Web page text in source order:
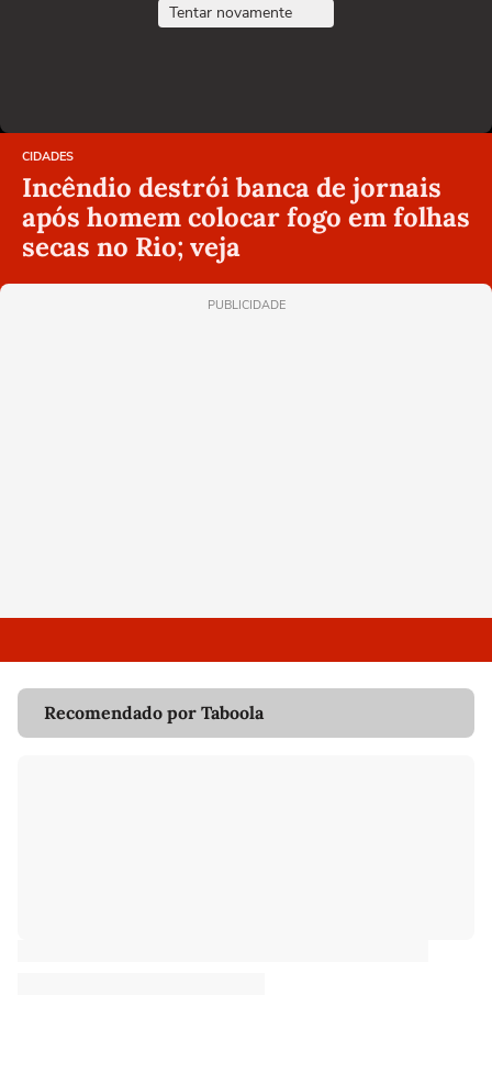
Tentar novamente
CIDADES
Incêndio destrói banca de jornais
após homem colocar fogo em folhas
secas no Rio; veja
PUBLICIDADE
Recomendado por Taboola